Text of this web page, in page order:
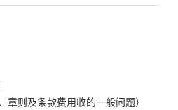
章则及条款费用收的一般问题）